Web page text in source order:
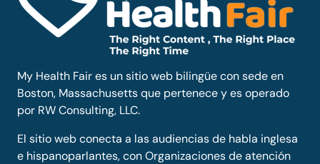
My Health Fair es un sitio web bilingüe con sede en
Boston, Massachusetts que pertenece y es operado
por RW Consulting, LLC.
El sitio web conecta a las audiencias de habla inglesa
e hispanoparlantes, con Organizaciones de atención